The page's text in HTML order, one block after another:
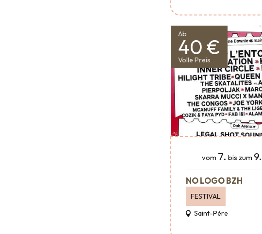
Ab
40 €
Volle Preis
vom 7. bis zum 9.
NO LOGO BZH
FESTIVAL
Saint-Père